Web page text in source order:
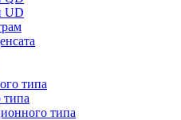
UD
типа
типа
типа